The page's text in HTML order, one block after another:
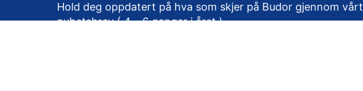
Hold deg oppdatert på hva som skjer på Budor gjennom vårt
nyhetsbrev ( 4 – 6 ganger i året )